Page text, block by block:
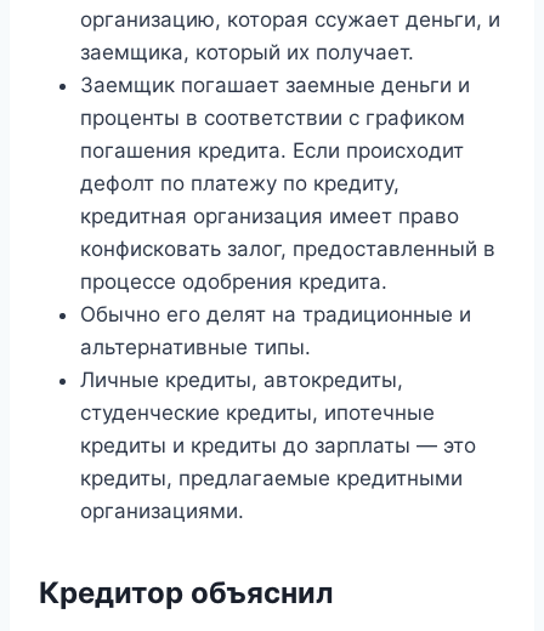
организацию, которая ссужает деньги, и
заемщика, который их получает.
Заемщик погашает заемные деньги и
проценты в соответствии с графиком
погашения кредита. Если происходит
дефолт по платежу по кредиту,
кредитная организация имеет право
конфисковать залог, предоставленный в
процессе одобрения кредита.
Обычно его делят на традиционные и
альтернативные типы.
Личные кредиты, автокредиты,
студенческие кредиты, ипотечные
кредиты и кредиты до зарплаты — это
кредиты, предлагаемые кредитными
организациями.
Кредитор объяснил